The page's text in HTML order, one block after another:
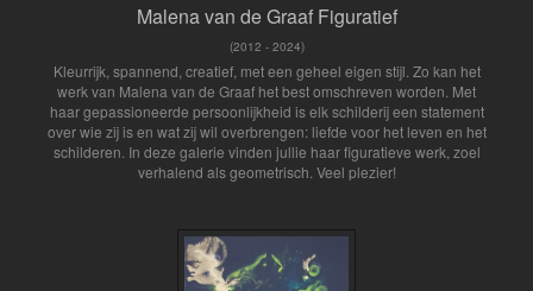
Malena van de Graaf Figuratief
(2012 - 2024)
Kleurrijk, spannend, creatief, met een geheel eigen stijl. Zo kan het
werk van Malena van de Graaf het best omschreven worden. Met
haar gepassioneerde persoonlijkheid is elk schilderij een statement
over wie zij is en wat zij wil overbrengen: liefde voor het leven en het
schilderen. In deze galerie vinden jullie haar figuratieve werk, zoel
verhalend als geometrisch. Veel plezier!